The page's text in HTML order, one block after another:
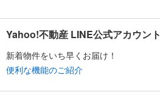
Yahoo!不動産 LINE公式アカウント
新着物件をいち早くお届け！
便利な機能のご紹介